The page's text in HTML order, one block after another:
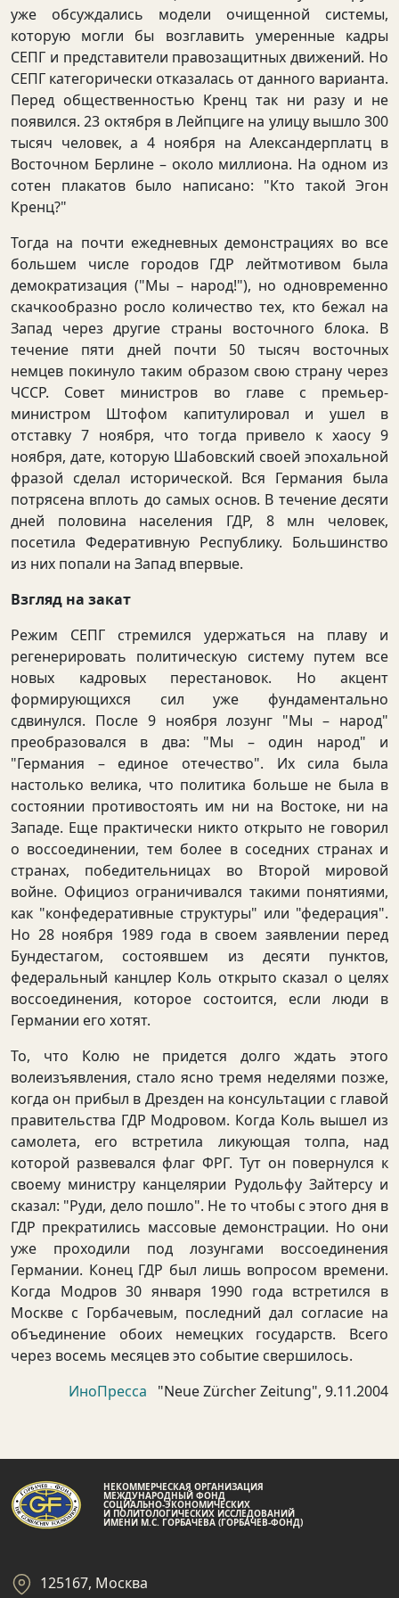
уже обсуждались модели очищенной системы,
которую могли бы возглавить умеренные кадры
СЕПГ и представители правозащитных движений. Но
СЕПГ категорически отказалась от данного варианта.
Перед общественностью Кренц так ни разу и не
появился. 23 октября в Лейпциге на улицу вышло 300
тысяч человек, а 4 ноября на Александерплатц в
Восточном Берлине – около миллиона. На одном из
сотен плакатов было написано: "Кто такой Эгон
Кренц?"
Тогда на почти ежедневных демонстрациях во все
большем числе городов ГДР лейтмотивом была
демократизация ("Мы – народ!"), но одновременно
скачкообразно росло количество тех, кто бежал на
Запад через другие страны восточного блока. В
течение пяти дней почти 50 тысяч восточных
немцев покинуло таким образом свою страну через
ЧССР. Совет министров во главе с премьер-
министром Штофом капитулировал и ушел в
отставку 7 ноября, что тогда привело к хаосу 9
ноября, дате, которую Шабовский своей эпохальной
фразой сделал исторической. Вся Германия была
потрясена вплоть до самых основ. В течение десяти
дней половина населения ГДР, 8 млн человек,
посетила Федеративную Республику. Большинство
из них попали на Запад впервые.
Взгляд на закат
Режим СЕПГ стремился удержаться на плаву и
регенерировать политическую систему путем все
новых кадровых перестановок. Но акцент
формирующихся сил уже фундаментально
сдвинулся. После 9 ноября лозунг "Мы – народ"
преобразовался в два: "Мы – один народ" и
"Германия – единое отечество". Их сила была
настолько велика, что политика больше не была в
состоянии противостоять им ни на Востоке, ни на
Западе. Еще практически никто открыто не говорил
о воссоединении, тем более в соседних странах и
странах, победительницах во Второй мировой
войне. Официоз ограничивался такими понятиями,
как "конфедеративные структуры" или "федерация".
Но 28 ноября 1989 года в своем заявлении перед
Бундестагом, состоявшем из десяти пунктов,
федеральный канцлер Коль открыто сказал о целях
воссоединения, которое состоится, если люди в
Германии его хотят.
То, что Колю не придется долго ждать этого
волеизъявления, стало ясно тремя неделями позже,
когда он прибыл в Дрезден на консультации с главой
правительства ГДР Модровом. Когда Коль вышел из
самолета, его встретила ликующая толпа, над
которой развевался флаг ФРГ. Тут он повернулся к
своему министру канцелярии Рудольфу Зайтерсу и
сказал: "Руди, дело пошло". Не то чтобы с этого дня в
ГДР прекратились массовые демонстрации. Но они
уже проходили под лозунгами воссоединения
Германии. Конец ГДР был лишь вопросом времени.
Когда Модров 30 января 1990 года встретился в
Москве с Горбачевым, последний дал согласие на
объединение обоих немецких государств. Всего
через восемь месяцев это событие свершилось.
ИноПресса "Neue Zürcher Zeitung", 9.11.2004
НЕКОММЕРЧЕСКАЯ ОРГАНИЗАЦИЯ
МЕЖДУНАРОДНЫЙ ФОНД
СОЦИАЛЬНО-ЭКОНОМИЧЕСКИХ
И ПОЛИТОЛОГИЧЕСКИХ ИССЛЕДОВАНИЙ
ИМЕНИ М.С. ГОРБАЧЕВА (ГОРБАЧЕВ-ФОНД)
125167, Москва